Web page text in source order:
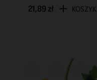
21,89 zł KOSZYK